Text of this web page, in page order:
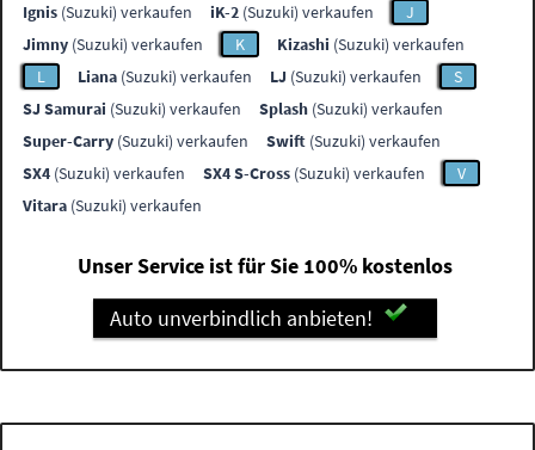
Ignis (Suzuki) verkaufen iK-2 (Suzuki) verkaufen
J
Jimny (Suzuki) verkaufen K Kizashi (Suzuki) verkaufen
L
Liana (Suzuki) verkaufen LJ (Suzuki) verkaufen
S
SJ Samurai (Suzuki) verkaufen Splash (Suzuki) verkaufen
Super-Carry (Suzuki) verkaufen Swift (Suzuki) verkaufen
SX4 (Suzuki) verkaufen SX4 S-Cross (Suzuki) verkaufen
V
Vitara (Suzuki) verkaufen
Unser Service ist für Sie 100% kostenlos
Auto unverbindlich anbieten!